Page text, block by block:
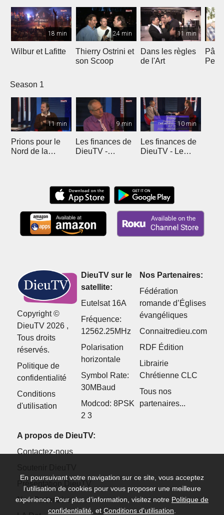
18 min
Wilbur et Lafitte
24 min
Thierry Ostrini et
son Scoop
11 min
Dans les règles
de l'Art
Season 1
11 min
Prions pour le
Nord de la
9 min
Les finances de
DieuTV -
10 min
Les finances de
DieuTV - Le
Copyright ©
DieuTV 2026 ,
Tous droits
réservés.
Politique de
confidentialité
Conditions
d'utilisation
DieuTV sur le
satellite:
Eutelsat 16A
Fréquence:
12562.25MHz
Polarisation
horizontale
Symbol Rate:
30MBaud
Modcod: 8PSK
2 3
Nos Partenaires:
Fédération
romande d’Églises
évangéliques
Connaitredieu.com
RDF Édition
Librairie
Chrétienne CLC
Tous nos
partenaires...
A propos de DieuTV:
Contactez-nous
Présentation DieuTV
Nos Partenaires
En poursuivant votre navigation sur ce site, vous acceptez
l’utilisation de cookies pour vous proposer une meilleure
expérience. Pour plus d’information, visitez notre Politique de
confidentialité , et Conditions d'utilisation